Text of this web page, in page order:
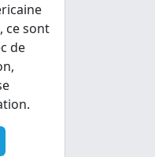
ce sont
de